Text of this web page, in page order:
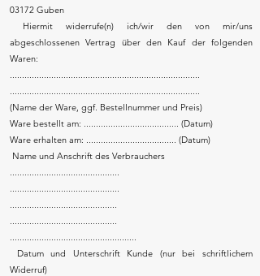
03172 Guben
Hiermit widerrufe(n) ich/wir den von mir/uns
abgeschlossenen Vertrag über den Kauf der folgenden
Waren:
..............................................................................
..............................................................................
(Name der Ware, ggf. Bestellnummer und Preis)
Ware bestellt am: ....................................... (Datum)
Ware erhalten am: ..................................... (Datum)
Name und Anschrift des Verbrauchers
.............................................
.............................................
............................................
............................................
....................................................
Datum und Unterschrift Kunde (nur bei schriftlichem
Widerruf)